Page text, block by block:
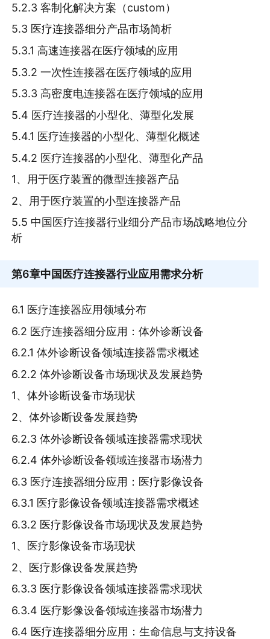
5.2.3 客制化解决方案（custom）
5.3 医疗连接器细分产品市场简析
5.3.1 高速连接器在医疗领域的应用
5.3.2 一次性连接器在医疗领域的应用
5.3.3 高密度电连接器在医疗领域的应用
5.4 医疗连接器的小型化、薄型化发展
5.4.1 医疗连接器的小型化、薄型化概述
5.4.2 医疗连接器的小型化、薄型化产品
1、用于医疗装置的微型连接器产品
2、用于医疗装置的小型连接器产品
5.5 中国医疗连接器行业细分产品市场战略地位分
析
第6章中国医疗连接器行业应用需求分析
6.1 医疗连接器应用领域分布
6.2 医疗连接器细分应用：体外诊断设备
6.2.1 体外诊断设备领域连接器需求概述
6.2.2 体外诊断设备市场现状及发展趋势
1、体外诊断设备市场现状
2、体外诊断设备发展趋势
6.2.3 体外诊断设备领域连接器需求现状
6.2.4 体外诊断设备领域连接器市场潜力
6.3 医疗连接器细分应用：医疗影像设备
6.3.1 医疗影像设备领域连接器需求概述
6.3.2 医疗影像设备市场现状及发展趋势
1、医疗影像设备市场现状
2、医疗影像设备发展趋势
6.3.3 医疗影像设备领域连接器需求现状
6.3.4 医疗影像设备领域连接器市场潜力
6.4 医疗连接器细分应用：生命信息与支持设备